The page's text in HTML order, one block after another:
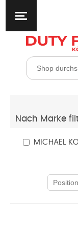
Nach Marke
MICHAEL